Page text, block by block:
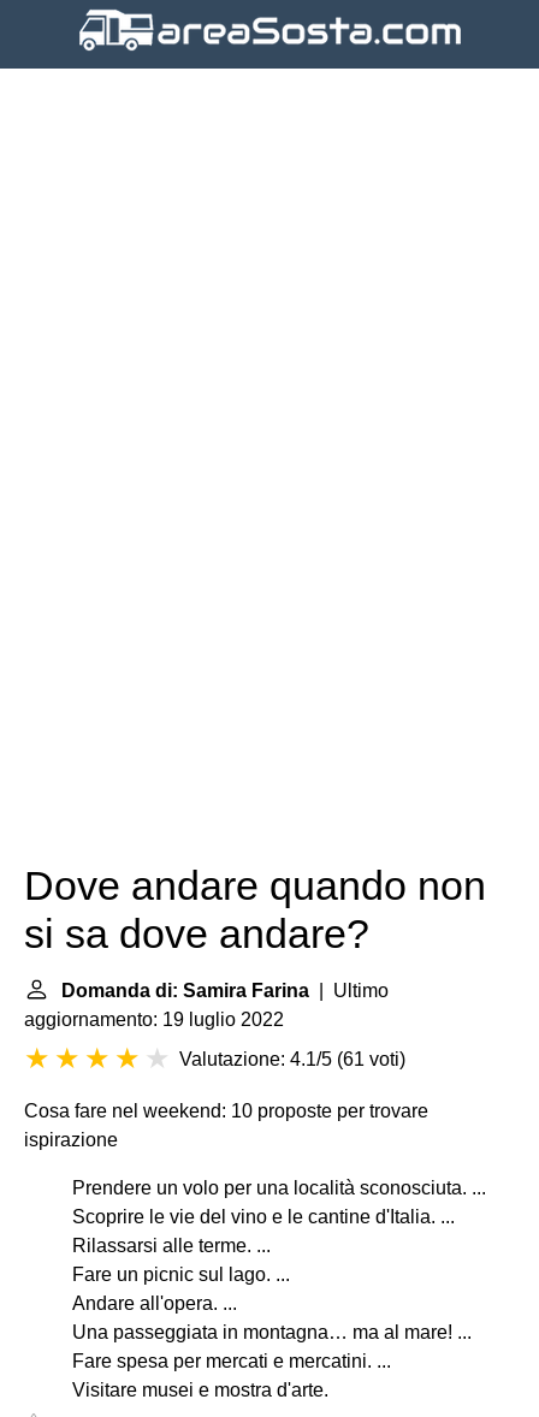
Dove andare quando non
si sa dove andare?
Domanda di: Samira Farina | Ultimo
aggiornamento: 19 luglio 2022
Valutazione: 4.1/5 (61 voti)
Cosa fare nel weekend: 10 proposte per trovare
ispirazione
Prendere un volo per una località sconosciuta. ...
Scoprire le vie del vino e le cantine d'Italia. ...
Rilassarsi alle terme. ...
Fare un picnic sul lago. ...
Andare all'opera. ...
Una passeggiata in montagna… ma al mare! ...
Fare spesa per mercati e mercatini. ...
Visitare musei e mostra d'arte.